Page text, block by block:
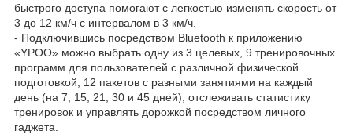
быстрого доступа помогают с легкостью изменять скорость от
3 до 12 км/ч с интервалом в 3 км/ч.
- Подключившись посредством Bluetooth к приложению
«YPOO» можно выбрать одну из 3 целевых, 9 тренировочных
программ для пользователей с различной физической
подготовкой, 12 пакетов с разными занятиями на каждый
день (на 7, 15, 21, 30 и 45 дней), отслеживать статистику
тренировок и управлять дорожкой посредством личного
гаджета.